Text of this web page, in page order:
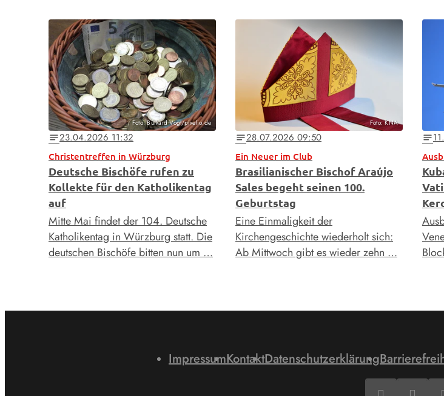
Foto: Burkard Vogt/pixelio.de
notes23.04.2026 11:32
Christentreffen in Würzburg
Deutsche Bischöfe rufen zu
Kollekte für den Katholikentag
auf
Mitte Mai findet der 104. Deutsche
Katholikentag in Würzburg statt. Die
deutschen Bischöfe bitten nun um …
Foto: KNA
notes28.07.2026 09:50
Ein Neuer im Club
Brasilianischer Bischof Araújo
Sales begeht seinen 100.
Geburtstag
Eine Einmaligkeit der
Kirchengeschichte wiederholt sich:
Ab Mittwoch gibt es wieder zehn …
notes
ImpressumKontaktDatenschutzerklärung